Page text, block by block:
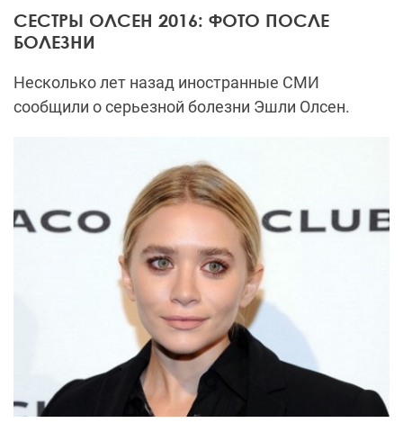
СЕСТРЫ ОЛСЕН 2016: ФОТО ПОСЛЕ
БОЛЕЗНИ
Несколько лет назад иностранные СМИ
сообщили о серьезной болезни Эшли Олсен.